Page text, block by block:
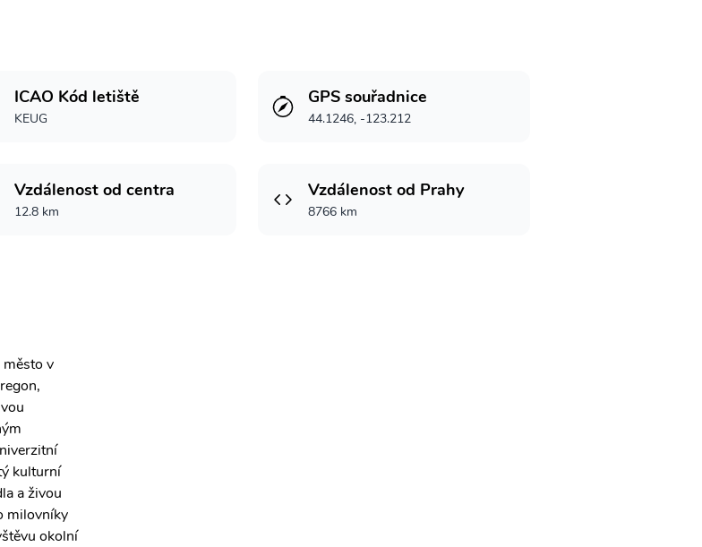
ICAO Kód letiště
KEUG
GPS souřadnice
44.1246, -123.212
Vzdálenost od centra
12.8 km
Vzdálenost od Prahy
8766 km
město v
kulturní
a živou
milovníky
okolní